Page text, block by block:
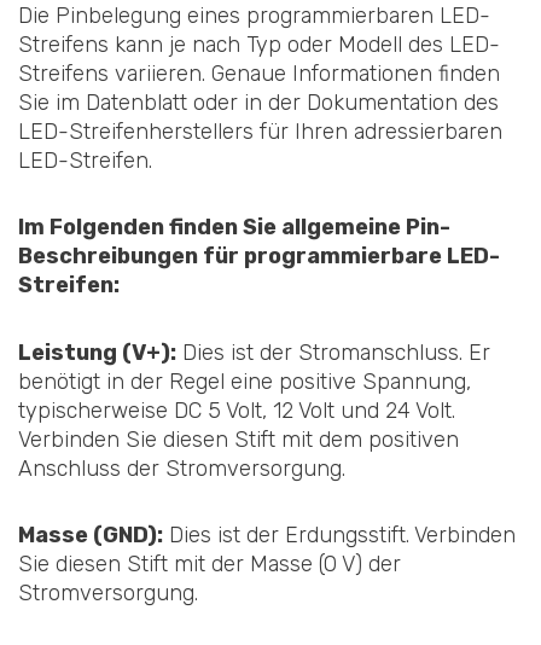
Die Pinbelegung eines programmierbaren LED-
Streifens kann je nach Typ oder Modell des LED-
Streifens variieren. Genaue Informationen finden
Sie im Datenblatt oder in der Dokumentation des
LED-Streifenherstellers für Ihren adressierbaren
LED-Streifen.
Im Folgenden finden Sie allgemeine Pin-
Beschreibungen für programmierbare LED-
Streifen:
Leistung (V+): Dies ist der Stromanschluss. Er
benötigt in der Regel eine positive Spannung,
typischerweise DC 5 Volt, 12 Volt und 24 Volt.
Verbinden Sie diesen Stift mit dem positiven
Anschluss der Stromversorgung.
Masse (GND): Dies ist der Erdungsstift. Verbinden
Sie diesen Stift mit der Masse (0 V) der
Stromversorgung.